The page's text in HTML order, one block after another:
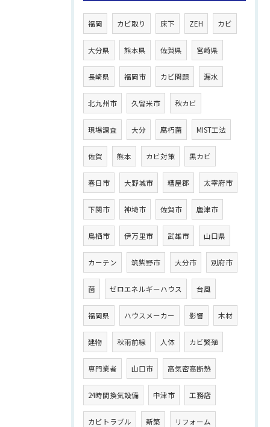
福岡 カビ取り 床下 ZEH カビ
大分県 熊本県 佐賀県 宮崎県
長崎県 福岡市 カビ問題 漏水
北九州市 久留米市 秋カビ
現場調査 大分 腐朽菌 MIST工法
佐賀 熊本 カビ対策 黒カビ
春日市 大野城市 糟屋郡 太宰府市
下関市 神埼市 佐賀市 唐津市
鳥栖市 伊万里市 武雄市 山口県
カーテン 筑紫野市 大分市 別府市
菌 ゼロエネルギーハウス 台風
福岡県 ハウスメーカー 影響 木材
建物 秋雨前線 人体 カビ繁殖
専門業者 山口市 高気密高断熱
24時間換気設備 中津市 工務店
カビトラブル 新築 リフォーム